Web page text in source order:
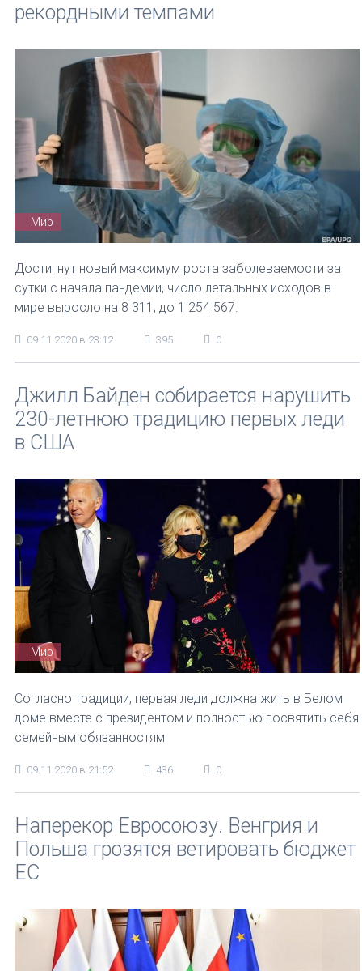
рекордными темпами
Мир
Достигнут новый максимум роста заболеваемости за
сутки с начала пандемии, число летальных исходов в
мире выросло на 8 311, до 1 254 567.
09.11.2020 в 23:12 395 0
Джилл Байден собирается нарушить
230-летнюю традицию первых леди
в США
Мир
Согласно традиции, первая леди должна жить в Белом
доме вместе с президентом и полностью посвятить себя
семейным обязанностям
09.11.2020 в 21:52 436 0
Наперекор Евросоюзу. Венгрия и
Польша грозятся ветировать бюджет
ЕС